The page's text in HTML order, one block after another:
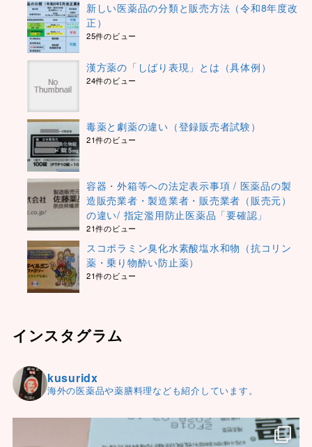
新しい医薬品の分類と販売方法（令和8年度改
正）
25件のビュー
漢方薬の「しばり表現」とは（具体例）
24件のビュー
毒薬と劇薬の違い（登録販売者試験）
21件のビュー
容器・外箱等への法定表示事項 / 医薬品の製
造販売業者・製造業者・販売業者（販売元）
の違い/ 指定濫用防止医薬品「要確認」
21件のビュー
スコポラミン臭化水素酸塩水和物（抗コリン
薬・乗り物酔い防止薬）
21件のビュー
インスタグラム
kusuridx
海外の医薬品や薬膳料理なども紹介しています。